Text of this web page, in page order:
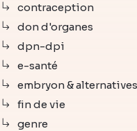
contraception
don d'organes
dpn-dpi
e-santé
embryon & alternatives
fin de vie
genre